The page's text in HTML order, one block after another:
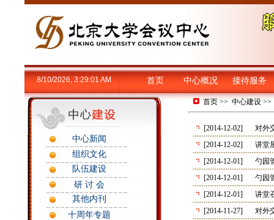
8/10/2026, 3:29:01 AM 首页 中心概况 接待服务
首页>> 中心建设
[2014-12-02]
对外
[2014-12-02]
讲堂
[2014-12-01]
勺园
[2014-12-01]
勺园
[2014-12-01]
讲堂
[2014-11-27]
对外
中心新闻
组织文化
队伍建设
研 讨 会
其他内刊
十周年专题